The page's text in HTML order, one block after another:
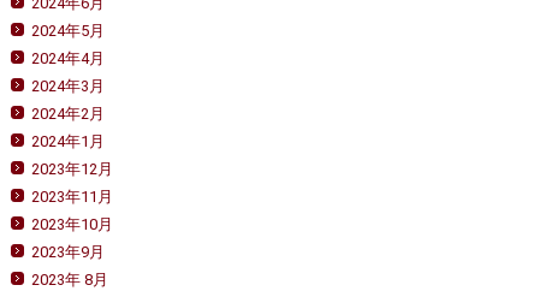
2024年5月
2024年4月
2024年3月
2024年2月
2024年1月
2023年12月
2023年11月
2023年10月
2023年9月
2023年 8月